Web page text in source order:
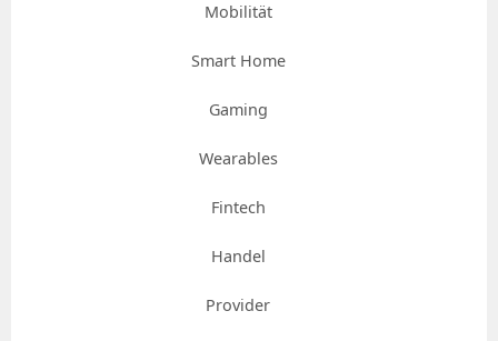
Mobilität
Smart Home
Gaming
Wearables
Fintech
Handel
Provider